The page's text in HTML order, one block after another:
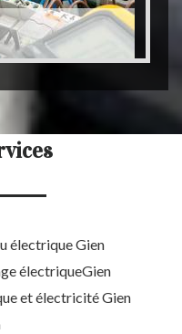
électrique Gien
électriqueGien
et électricité Gien